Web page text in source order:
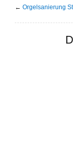
← Orgelsanierung